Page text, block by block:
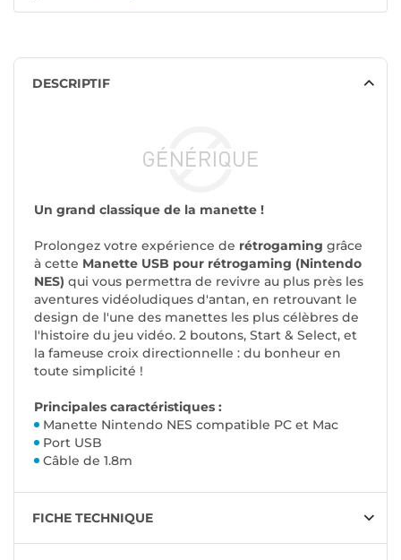
DESCRIPTIF
Un grand classique de la manette !
Prolongez votre expérience de rétrogaming grâce
à cette Manette USB pour rétrogaming (Nintendo
NES) qui vous permettra de revivre au plus près les
aventures vidéoludiques d'antan, en retrouvant le
design de l'une des manettes les plus célèbres de
l'histoire du jeu vidéo. 2 boutons, Start & Select, et
la fameuse croix directionnelle : du bonheur en
toute simplicité !
Principales caractéristiques :
Manette Nintendo NES compatible PC et Mac
Port USB
Câble de 1.8m
FICHE TECHNIQUE